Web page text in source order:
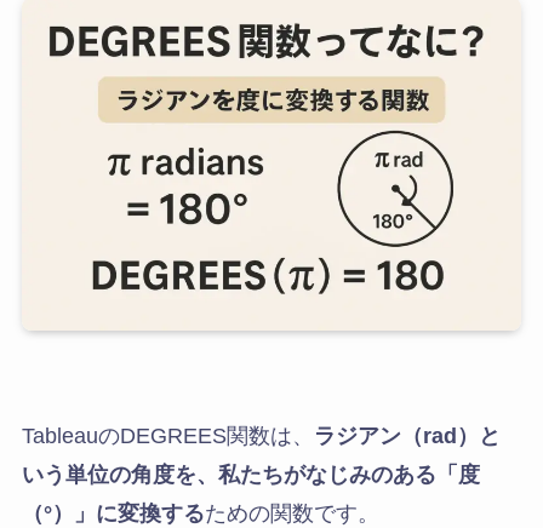
TableauのDEGREES関数は、
ラジアン（rad）と
いう単位の角度を、私たちがなじみのある「度
（°）」に変換するための関数です。